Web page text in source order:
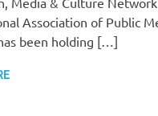
Association of Public
been holding […]